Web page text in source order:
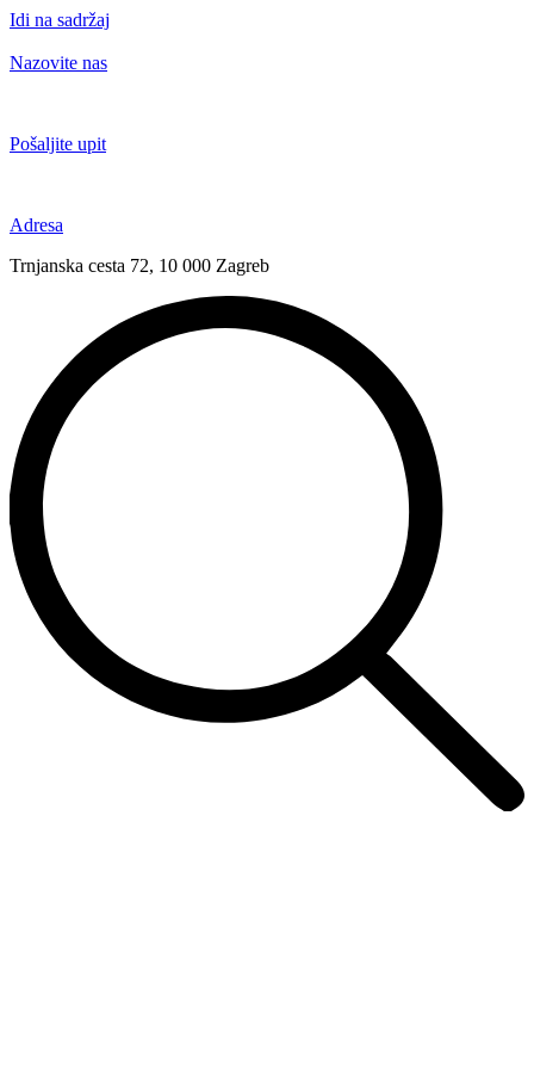
Idi na sadržaj
Nazovite nas
Pošaljite upit
Adresa
Trnjanska cesta 72, 10 000 Zagreb